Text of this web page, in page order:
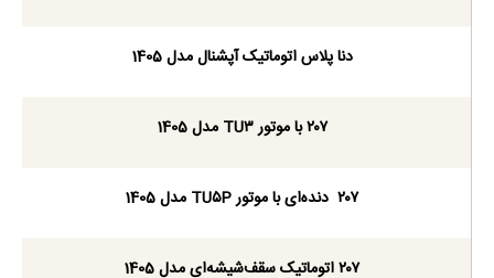
دنا پلاس اتوماتیک آپشنال مدل 1405
۲۰۷ با موتور TU۳ مدل 1405
۲۰۷ دنده‌ای با موتور TU۵P مدل 1405
۲۰۷ اتوماتیک سقف‌شیشه‌ای مدل 1405